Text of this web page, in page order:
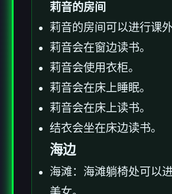
莉音的房间
莉音的房间可以进行课外
莉音会在窗边读书。
莉音会使用衣柜。
莉音会在床上睡眠。
莉音会在床上读书。
结衣会坐在床边读书。
海边
海滩：海滩躺椅处可以